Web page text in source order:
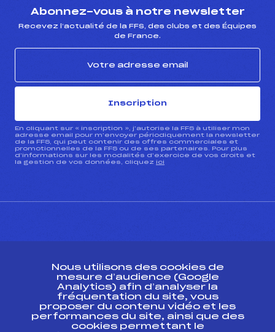
Abonnez-vous à notre newsletter
Recevez l’actualité de la FFS, des clubs et des Équipes
de France.
Inscription
En cliquant sur « inscription », j’autorise la FFS à utiliser mon
adresse email pour m’envoyer périodiquement la newsletter
de la FFS, qui peut contenir des offres commerciales et
promotionnelles de la FFS ou de ses partenaires. Pour plus
d’informations sur les modalités d’exercice de vos droits et
la gestion de vos données, cliquez ici
Ressources
Pass’Neige
Nous utilisons des cookies de
mesure d’audience (Google
Analytics) afin d’analyser la
fréquentation du site, vous
proposer du contenu vidéo et les
performances du site, ainsi que des
cookies permettant le